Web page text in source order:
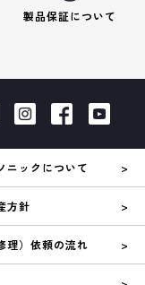
製品保証について
ニックについて
方針
理）依頼の流れ